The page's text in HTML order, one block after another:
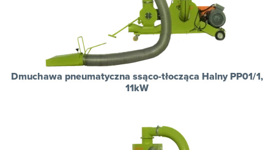
Dmuchawa pneumatyczna ssąco-tłocząca Halny PP01/1,
11kW